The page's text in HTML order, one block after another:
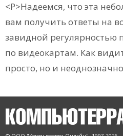
<P>Надеемся, что эта
вам получить ответы на
завидной регулярностью
по видеокартам. Как
просто, но и